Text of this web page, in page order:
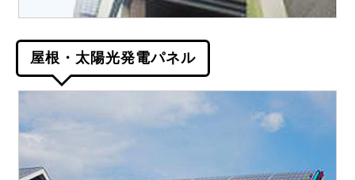
屋根・太陽光発電パネル